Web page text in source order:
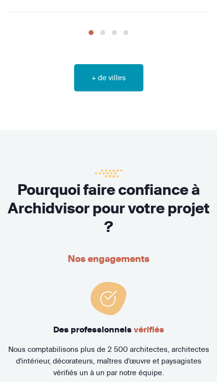
+ de villes
Pourquoi faire confiance à
Archidvisor pour votre projet
?
Nos engagements
Des professionnels vérifiés
Nous comptabilisons plus de 2 500 architectes, architectes
d'intérieur, décorateurs, maîtres d'œuvre et paysagistes
vérifiés un à un par notre équipe.